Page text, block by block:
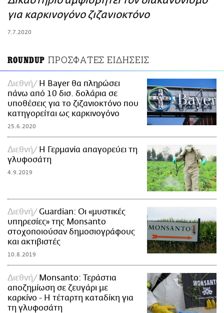
ΑΜΠΑ
για καρκινογόνο ζιζανιοκτόνο
7.7.2020
ROUNDUP ΠΡΟΣΦΑΤΕΣ ΕΙΔΗΣΕΙΣ
Διεθνή
Η Bayer θα πληρώσει
πάνω από 10 δισ. δολάρια σε
υποθέσεις για το ζιζανιοκτόνο που
κατηγορείται ως καρκινογόνο
25.6.2020
Διεθνή
H Γερμανία απαγορεύει τη
γλυφοσάτη
4.9.2019
Διεθνή
Guardian: Oι «μυστικές
υπηρεσίες» της Monsanto
στοχοποιούσαν δημοσιογράφους
και ακτιβιστές
10.8.2019
Διεθνή
Monsanto: Τεράστια
αποζημίωση σε ζευγάρι με
καρκίνο - Η τέταρτη καταδίκη για
τη γλυφοσάτη